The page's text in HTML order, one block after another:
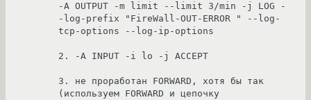
-A OUTPUT -m limit --limit 3/min -j LOG -
-log-prefix "FireWall-OUT-ERROR " --log-
tcp-options --log-ip-options
2. -A INPUT -i lo -j ACCEPT
3. не проработан FORWARD, хотя бы так
(используем FORWARD и цепочку